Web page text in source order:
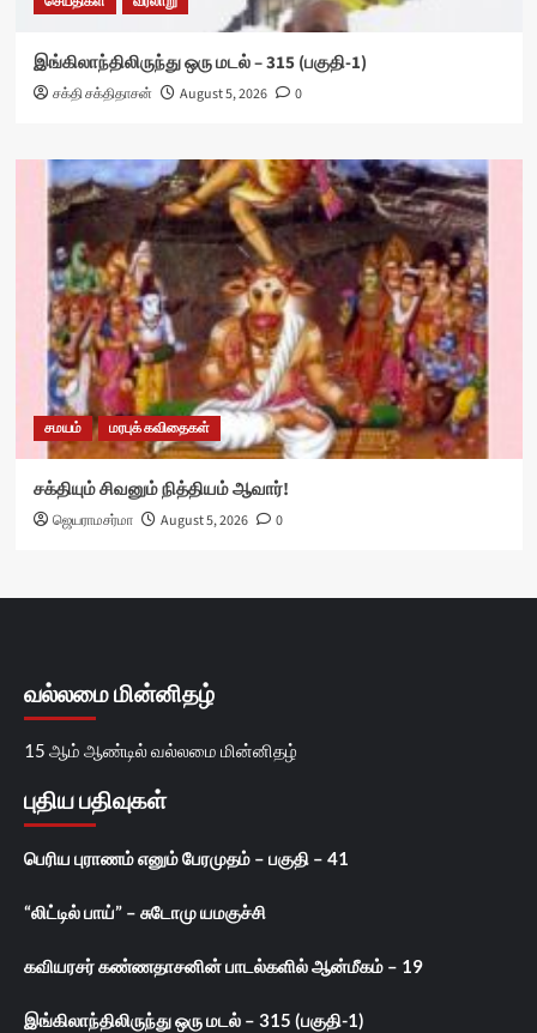
இங்கிலாந்திலிருந்து ஒரு மடல் – 315 (பகுதி-1)
சக்தி சக்திதாசன் August 5, 2026 0
சமயம் மரபுக் கவிதைகள்
சக்தியும் சிவனும் நித்தியம் ஆவார்!
ஜெயராமசர்மா August 5, 2026 0
வல்லமை மின்னிதழ்
15 ஆம் ஆண்டில் வல்லமை மின்னிதழ்
புதிய பதிவுகள்
பெரிய புராணம் எனும் பேரமுதம் – பகுதி – 41
“லிட்டில் பாய்” – சுடோமு யமகுச்சி
கவியரசர் கண்ணதாசனின் பாடல்களில் ஆன்மீகம் – 19
இங்கிலாந்திலிருந்து ஒரு மடல் – 315 (பகுதி-1)